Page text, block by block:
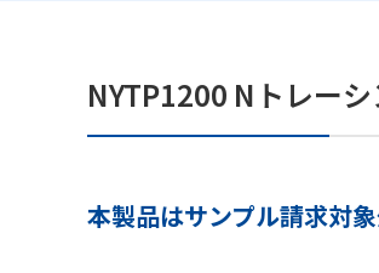
NYTP1200 Nトレー
本製品はサンプル請求対